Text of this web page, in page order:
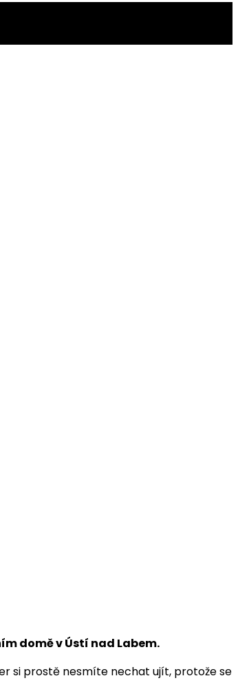
domě v Ústí nad Labem.
si prostě nesmíte nechat ujít, protože se